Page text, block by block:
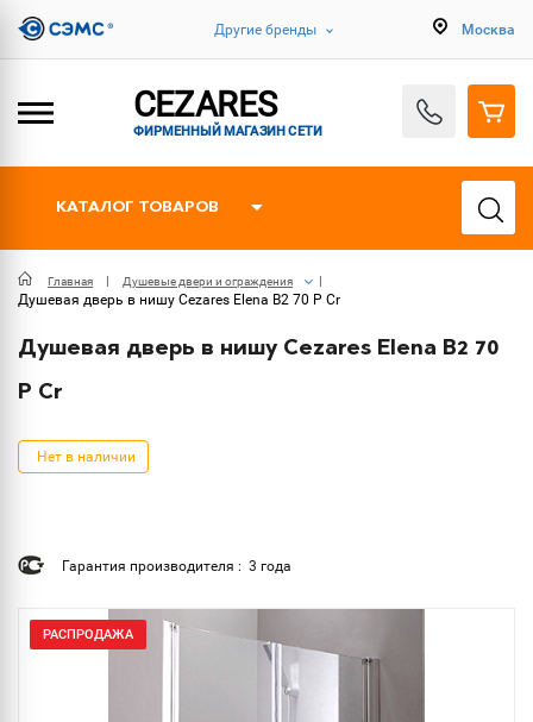
Другие бренды Москва
CEZARES
ФИРМЕННЫЙ МАГАЗИН СЕТИ
КАТАЛОГ ТОВАРОВ
Главная Душевые двери и ограждения
Душевая дверь в нишу Cezares Elena B2 70 P Cr
Душевая дверь в нишу Cezares Elena B2 70
P Cr
Нет в наличии
Гарантия производителя : 3 года
РАСПРОДАЖА